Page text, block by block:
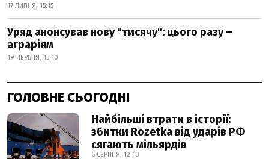
17 ЛИПНЯ, 15:15
Уряд анонсував нову "тисячу": цього разу –
аграріям
19 ЧЕРВНЯ, 15:10
ГОЛОВНЕ СЬОГОДНІ
Найбільші втрати в історії:
збитки Rozetka від ударів РФ
сягають мільярдів
6 СЕРПНЯ, 12:10